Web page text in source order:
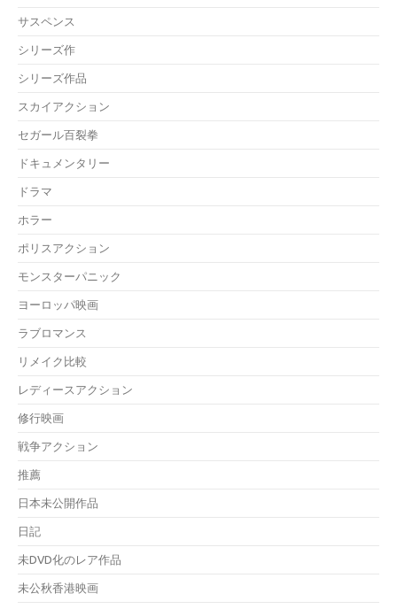
サスペンス
シリーズ作
シリーズ作品
スカイアクション
セガール百裂拳
ドキュメンタリー
ドラマ
ホラー
ポリスアクション
モンスターパニック
ヨーロッパ映画
ラブロマンス
リメイク比較
レディースアクション
修行映画
戦争アクション
推薦
日本未公開作品
日記
未DVD化のレア作品
未公秋香港映画